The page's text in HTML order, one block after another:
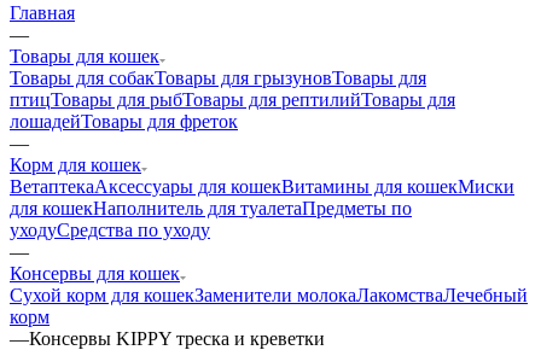
Главная
—
Товары для кошек
Товары для собакТовары для грызуновТовары для
птицТовары для рыбТовары для рептилийТовары для
лошадейТовары для фреток
—
Корм для кошек
ВетаптекаАксессуары для кошекВитамины для кошекМиски
для кошекНаполнитель для туалетаПредметы по
уходуСредства по уходу
—
Консервы для кошек
Сухой корм для кошекЗаменители молокаЛакомстваЛечебный
корм
—Консервы KIPPY треска и креветки